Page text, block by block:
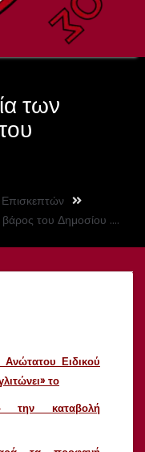
των
του Δημοσίου ….
Ειδικού
το
την καταβολή